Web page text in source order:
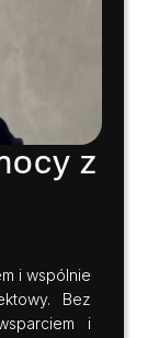
z
i wspólnie
Bez
i